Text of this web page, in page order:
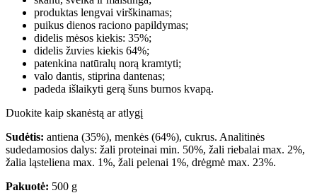
produktas lengvai virškinamas;
puikus dienos raciono papildymas;
didelis mėsos kiekis: 35%;
didelis žuvies kiekis 64%;
patenkina natūralų norą kramtyti;
valo dantis, stiprina dantenas;
padeda išlaikyti gerą šuns burnos kvapą.
Duokite kaip skanėstą ar atlygį
Sudėtis: antiena (35%), menkės (64%), cukrus. Analitinės
sudedamosios dalys: žali proteinai min. 50%, žali riebalai max. 2%,
žalia ląsteliena max. 1%, žali pelenai 1%, drėgmė max. 23%.
Pakuotė: 500 g